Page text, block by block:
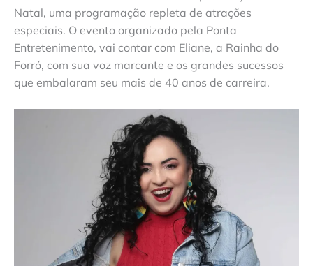
Natal, uma programação repleta de atrações
especiais. O evento organizado pela Ponta
Entretenimento, vai contar com Eliane, a Rainha do
Forró, com sua voz marcante e os grandes sucessos
que embalaram seu mais de 40 anos de carreira.